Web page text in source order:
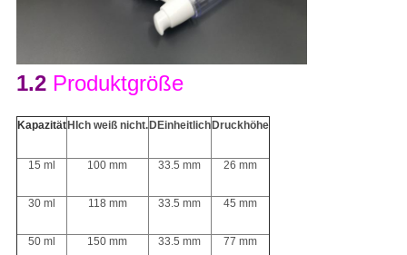
1.2 Produktgröße
KapazitätHIch weiß nicht.DEinheitlichDruckhöhe
15 ml 100 mm 33.5 mm 26 mm
30 ml 118 mm 33.5 mm 45 mm
50 ml 150 mm 33.5 mm 77 mm